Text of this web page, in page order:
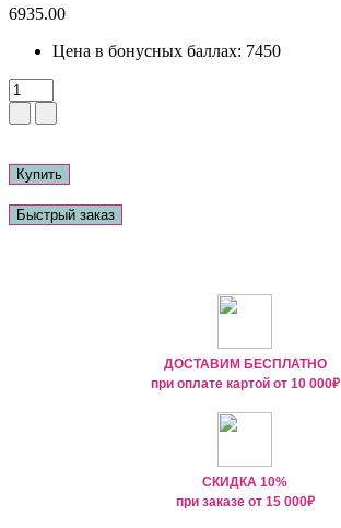
6935.00
Цена в бонусных баллах: 7450
Купить
Быстрый заказ
ДОСТАВИМ БЕСПЛАТНО
при оплате картой от 10 000₽
СКИДКА 10%
при заказе от 15 000₽